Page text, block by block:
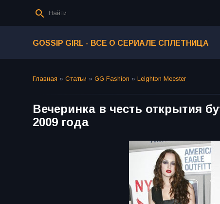
GOSSIP GIRL - ВСЕ О СЕРИАЛЕ СПЛЕТНИЦА
Главная » Статьи » GG Fashion » Leighton Meester
Вечеринка в честь открытия
2009 года